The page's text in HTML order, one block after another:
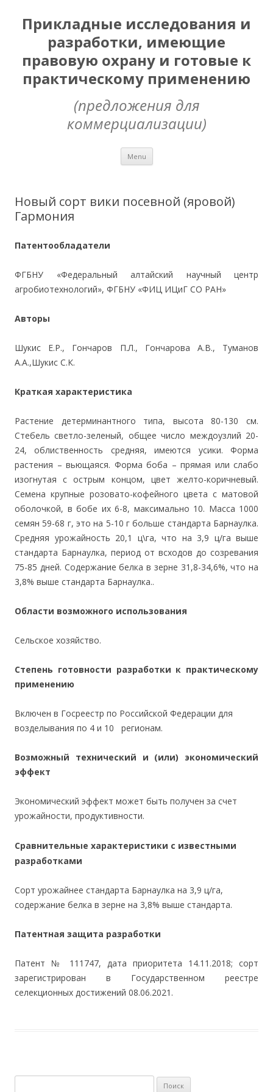
Прикладные исследования и
разработки, имеющие
правовую охрану и готовые к
практическому применению
(предложения для
коммерциализации)
Menu Skip
content
Новый сорт вики посевной (яровой)
Гармония
Патентообладатели
ФГБНУ «Федеральный алтайский научный центр
агробиотехнологий», ФГБНУ «ФИЦ ИЦиГ СО РАН»
Авторы
Шукис Е.Р., Гончаров П.Л., Гончарова А.В., Туманов
А.А.,Шукис С.К.
Краткая характеристика
Растение детерминантного типа, высота 80-130 см.
Стебель светло-зеленый, общее число междоузлий 20-
24, облиственность средняя, имеются усики. Форма
растения – вьющаяся. Форма боба – прямая или слабо
изогнутая с острым концом, цвет желто-коричневый.
Семена крупные розовато-кофейного цвета с матовой
оболочкой, в бобе их 6-8, максимально 10. Масса 1000
семян 59-68 г, это на 5-10 г больше стандарта Барнаулка.
Средняя урожайность 20,1 ц\га, что на 3,9 ц/га выше
стандарта Барнаулка, период от всходов до созревания
75-85 дней. Содержание белка в зерне 31,8-34,6%, что на
3,8% выше стандарта Барнаулка..
Области возможного использования
Сельское хозяйство.
Степень готовности разработки к практическому
применению
Включен в Госреестр по Российской Федерации для
возделывания по 4 и 10 регионам.
Возможный технический и (или) экономический
эффект
Экономический эффект может быть получен за счет
урожайности, продуктивности.
Сравнительные характеристики с известными
разработками
Сорт урожайнее стандарта Барнаулка на 3,9 ц/га,
содержание белка в зерне на 3,8% выше стандарта.
Патентная защита разработки
Патент № 111747, дата приоритета 14.11.2018; сорт
зарегистрирован в Государственном реестре
селекционных достижений 08.06.2021.